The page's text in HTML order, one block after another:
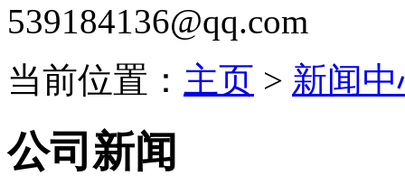
539184136@qq.com
当前位置： 主页 > 新闻
公司新闻